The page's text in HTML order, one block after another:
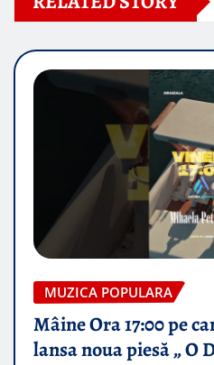
MUZICA POPULARA
Mâine Ora 17:00 pe
lansa noua piesă „ O